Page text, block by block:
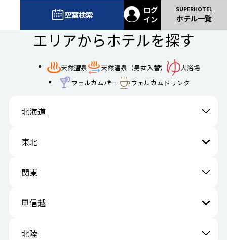
空室検索
ログ
イン
ホテル一覧
エリアからホテルを探す
天然温泉 天然温泉（男女入替）
大浴場
ウェルカムバー
ウェルカムドリンク
北海道
東北
関東
甲信越
北陸